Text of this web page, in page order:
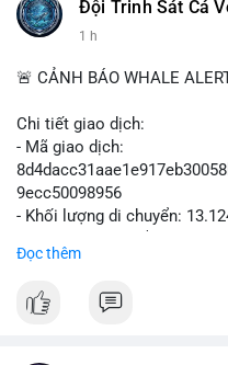
Đội Trinh Sát Cá
1 h
🚨 CẢNH BÁO WHALE
Chi tiết giao dịch:
- Mã giao dịch:
9ecc50098956
- Khối lượng di chuyển:
USD)
Đọc thêm